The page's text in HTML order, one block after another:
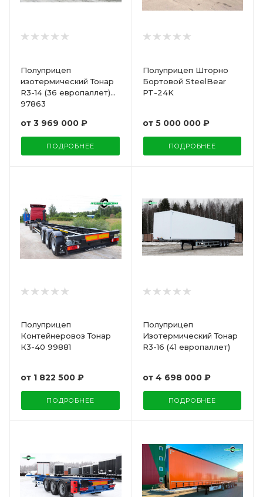
Полуприцеп
изотермический Тонар
R3-14 (36 европаллет)
97863
от 3 969 000 ₽
ПОДРОБНЕЕ
Полуприцеп Шторно
Бортовой SteelBear
PT-24K
от 5 000 000 ₽
ПОДРОБНЕЕ
Полуприцеп
Контейнеровоз Тонар
К3-40 99881
от 1 822 500 ₽
ПОДРОБНЕЕ
Полуприцеп
Изотермический Тонар
R3-16 (41 европаллет)
от 4 698 000 ₽
ПОДРОБНЕЕ